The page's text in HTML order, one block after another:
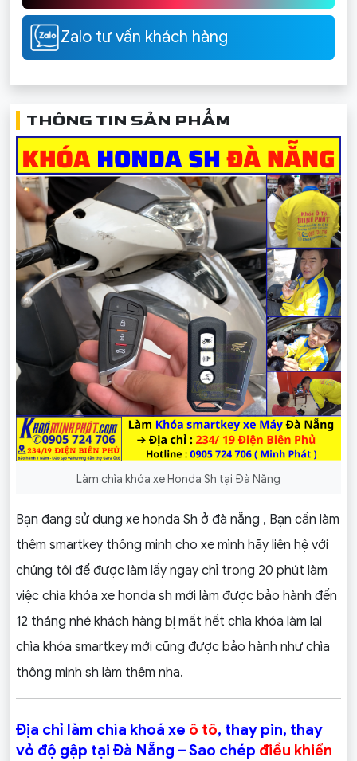
Zalo tư vấn khách hàng
THÔNG TIN SẢN PHẨM
Làm chìa khóa xe Honda Sh tại Đà Nẵng
Bạn đang sử dụng xe honda Sh ở đà nẵng , Bạn cần làm
thêm smartkey thông minh cho xe mình hãy liên hệ với
chúng tôi để được làm lấy ngay chỉ trong 20 phút làm
việc chìa khóa xe honda sh mới làm được bảo hành đến
12 tháng nhé khách hàng bị mất hết chìa khóa làm lại
chìa khóa smartkey mới cũng được bảo hành như chìa
thông minh sh làm thêm nha.
Địa chỉ làm chìa khoá xe ô tô, thay pin, thay
vỏ độ gập tại Đà Nẵng – Sao chép điều khiển